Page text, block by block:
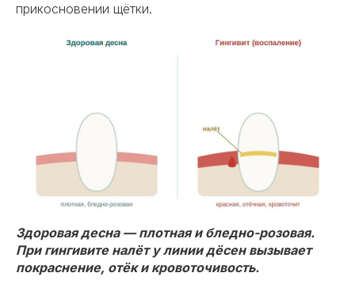
прикосновении щётки.
Здоровая десна — плотная и бледно-розовая.
При гингивите налёт у линии дёсен вызывает
покраснение, отёк и кровоточивость.